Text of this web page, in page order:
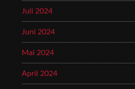
Juli 2024
Juni 2024
Mai 2024
April 2024